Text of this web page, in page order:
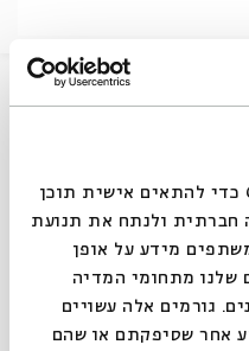
אנחנו משתמשים בקובצי Cookie כדי להתאים אישית תוכן
חברתית ולנתח את תנועת
מידע על אופן
שלנו מתחומי המדיה
גורמים אלה עשויים
אחר שסיפקתם או שהם
בהרהוריו על תקופת
ותובנות ההתפכחות.
חי